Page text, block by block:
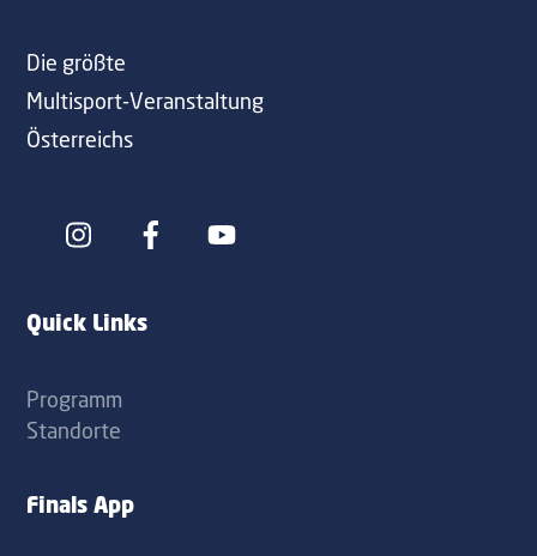
Die größte
Multisport-Veranstaltung
Österreichs
Icon
Icon
Quick Links
Programm
Standorte
Finals App